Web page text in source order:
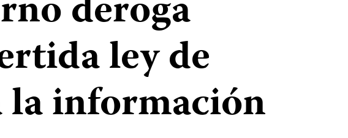
deroga
ley de
la información